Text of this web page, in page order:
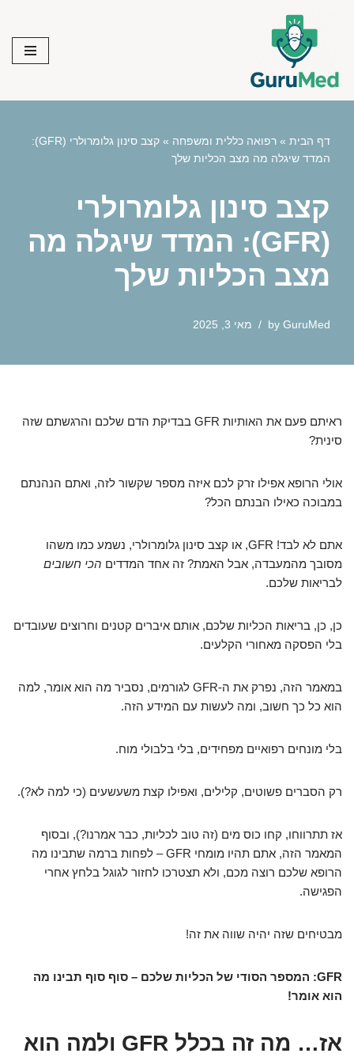
content
דף הבית » רפואה כללית ומשפחה »
קצב סינון גלומרולרי (GFR):
המדד שיגלה מה מצב הכליות שלך
קצב סינון גלומרולרי
(GFR): המדד שיגלה מה
מצב הכליות שלך
by GuruMed מאי 3, 2025
ראיתם פעם את האותיות GFR בבדיקת הדם שלכם והרגשתם שזה
סינית?
אולי הרופא אפילו זרק לכם איזה מספר שקשור לזה, ואתם הנהנתם
במבוכה כאילו הבנתם הכל?
אתם לא לבד! GFR, או קצב סינון גלומרולרי, נשמע כמו משהו
מסובך מהמעבדה, אבל האמת? זה אחד המדדים הכי חשובים
לבריאות שלכם.
כן, כן, בריאות הכליות שלכם, אותם איברים קטנים וחרוצים שעובדים
בלי הפסקה מאחורי הקלעים.
במאמר הזה, נפרק את ה-GFR לגורמים, נסביר מה הוא אומר, למה
הוא כל כך חשוב, ומה לעשות עם המידע הזה.
בלי מונחים רפואיים מפחידים, בלי בלבולי מוח.
רק הסברים פשוטים, קלילים, ואפילו קצת משעשעים (כי למה לא?).
אז תתרווחו, קחו כוס מים (זה טוב לכליות, כבר אמרנו?), ובסוף
המאמר הזה, אתם תהיו מומחי GFR – לפחות ברמה שתבינו מה
הרופא שלכם רוצה מכם, ולא תצטרכו לחזור לגוגל בלחץ אחרי
הפגישה.
מבטיחים שזה יהיה שווה את זה!
GFR: המספר הסודי של הכליות שלכם – סוף סוף תבינו מה
הוא אומר!
אז… מה זה בכלל GFR ולמה הוא